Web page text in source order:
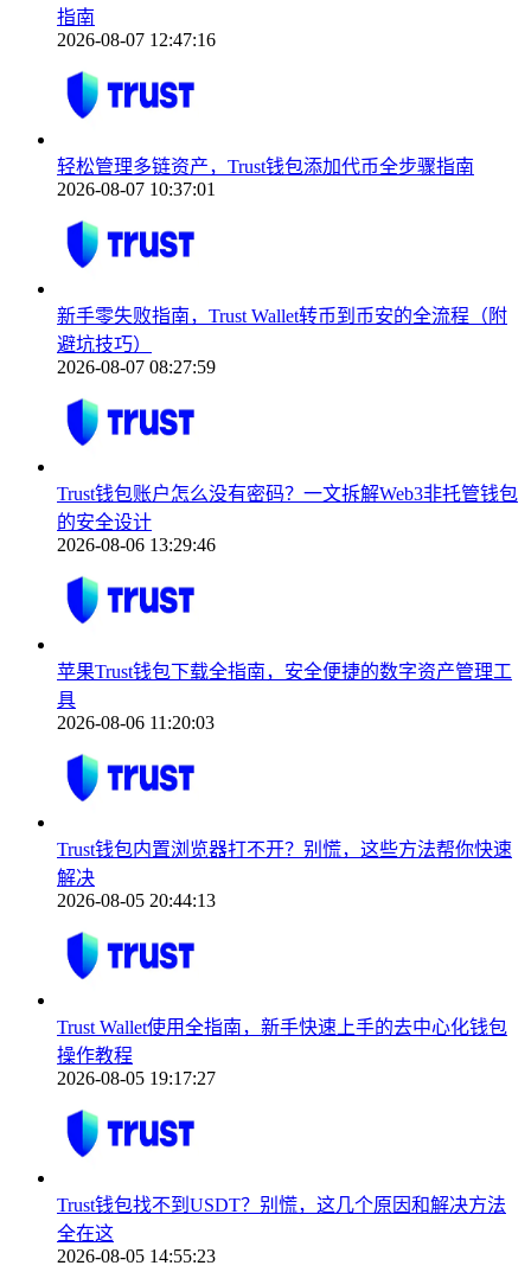
指南
2026-08-07 12:47:16
轻松管理多链资产，Trust钱包添加代币全步骤指南
2026-08-07 10:37:01
新手零失败指南，Trust Wallet转币到币安的全流程（附
避坑技巧）
2026-08-07 08:27:59
Trust钱包账户怎么没有密码？一文拆解Web3非托管钱包
的安全设计
2026-08-06 13:29:46
苹果Trust钱包下载全指南，安全便捷的数字资产管理工
具
2026-08-06 11:20:03
Trust钱包内置浏览器打不开？别慌，这些方法帮你快速
解决
2026-08-05 20:44:13
Trust Wallet使用全指南，新手快速上手的去中心化钱包
操作教程
2026-08-05 19:17:27
Trust钱包找不到USDT？别慌，这几个原因和解决方法
全在这
2026-08-05 14:55:23